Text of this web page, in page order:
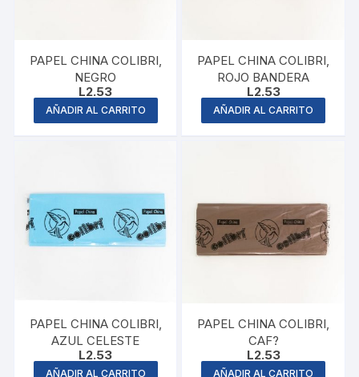
PAPEL CHINA COLIBRI,
NEGRO
L2.53
AÑADIR AL CARRITO
PAPEL CHINA COLIBRI,
ROJO BANDERA
L2.53
AÑADIR AL CARRITO
PAPEL CHINA COLIBRI,
AZUL CELESTE
L2.53
AÑADIR AL CARRITO
PAPEL CHINA COLIBRI,
CAF?
L2.53
AÑADIR AL CARRITO